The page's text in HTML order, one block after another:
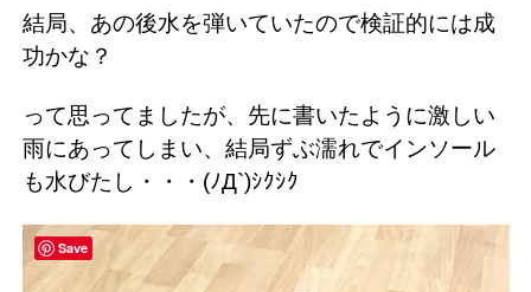
結局、あの後水を弾いていたので検証的には成
功かな？
って思ってましたが、先に書いたように激しい
雨にあってしまい、結局ずぶ濡れでインソール
も水びたし・・・(ﾉД`)ｼｸｼｸ
Save